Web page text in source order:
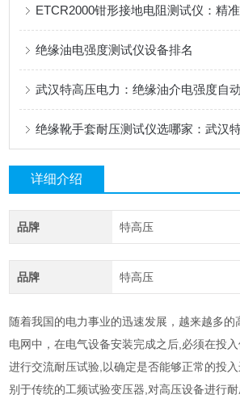
绝缘油电强度测试仪设备排名
详细介绍
品牌 特高压
品牌 特高压
随着我国的电力事业的迅速发展，越来越多
电网中，在电气设备安装完成之后,必须在投
进行交流耐压试验,以确定是否能够正常的投
别于传统的工频试验变压器,对高压设备进行